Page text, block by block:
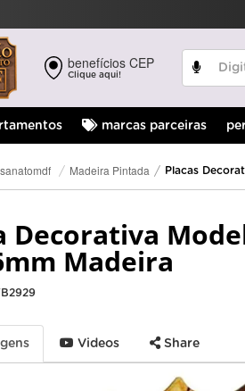
benefícios CEP
Clique aqui!
marcas parceiras
Madeira Pintada Placas
Decorativa
Madeira
Videos Share